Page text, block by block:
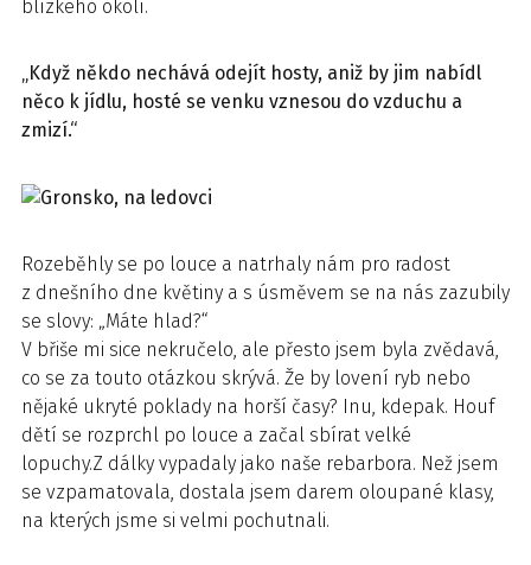
blízkého okolí.
„Když někdo nechává odejít hosty, aniž by jim nabídl
něco k jídlu, hosté se venku vznesou do vzduchu a
zmizí.“
Rozeběhly se po louce a natrhaly nám pro radost
z dnešního dne květiny a s úsměvem se na nás zazubily
se slovy: „Máte hlad?“
V břiše mi sice nekručelo, ale přesto jsem byla zvědavá,
co se za touto otázkou skrývá. Že by lovení ryb nebo
nějaké ukryté poklady na horší časy? Inu, kdepak. Houf
dětí se rozprchl po louce a začal sbírat velké
lopuchy.Z dálky vypadaly jako naše rebarbora. Než jsem
se vzpamatovala, dostala jsem darem oloupané klasy,
na kterých jsme si velmi pochutnali.